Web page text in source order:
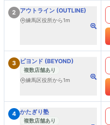
2 アウトライン (OUTLINE)
練馬区役所から1m
3 ビヨンド (BEYOND)
複数店舗あり
練馬区役所から1m
4 かたぎり塾
複数店舗あり